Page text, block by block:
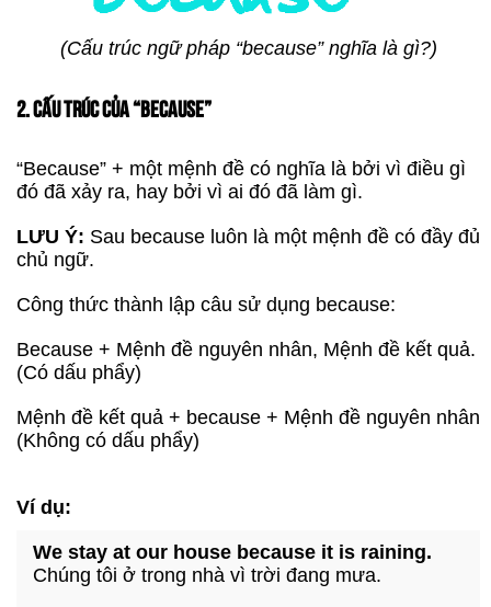
(Cấu trúc ngữ pháp “because” nghĩa là gì?)
2. CẤU TRÚC CỦA “BECAUSE”
“Because” + một mệnh đề có nghĩa là bởi vì điều gì
đó đã xảy ra, hay bởi vì ai đó đã làm gì.
LƯU Ý: Sau because luôn là một mệnh đề có đầy đủ
chủ ngữ.
Công thức thành lập câu sử dụng because:
Because + Mệnh đề nguyên nhân, Mệnh đề kết quả.
(Có dấu phẩy)
Mệnh đề kết quả + because + Mệnh đề nguyên nhân
(Không có dấu phẩy)
Ví dụ:
We stay at our house because it is raining.
Chúng tôi ở trong nhà vì trời đang mưa.